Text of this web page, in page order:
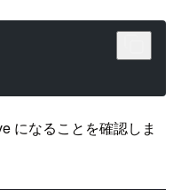
になることを確認しま